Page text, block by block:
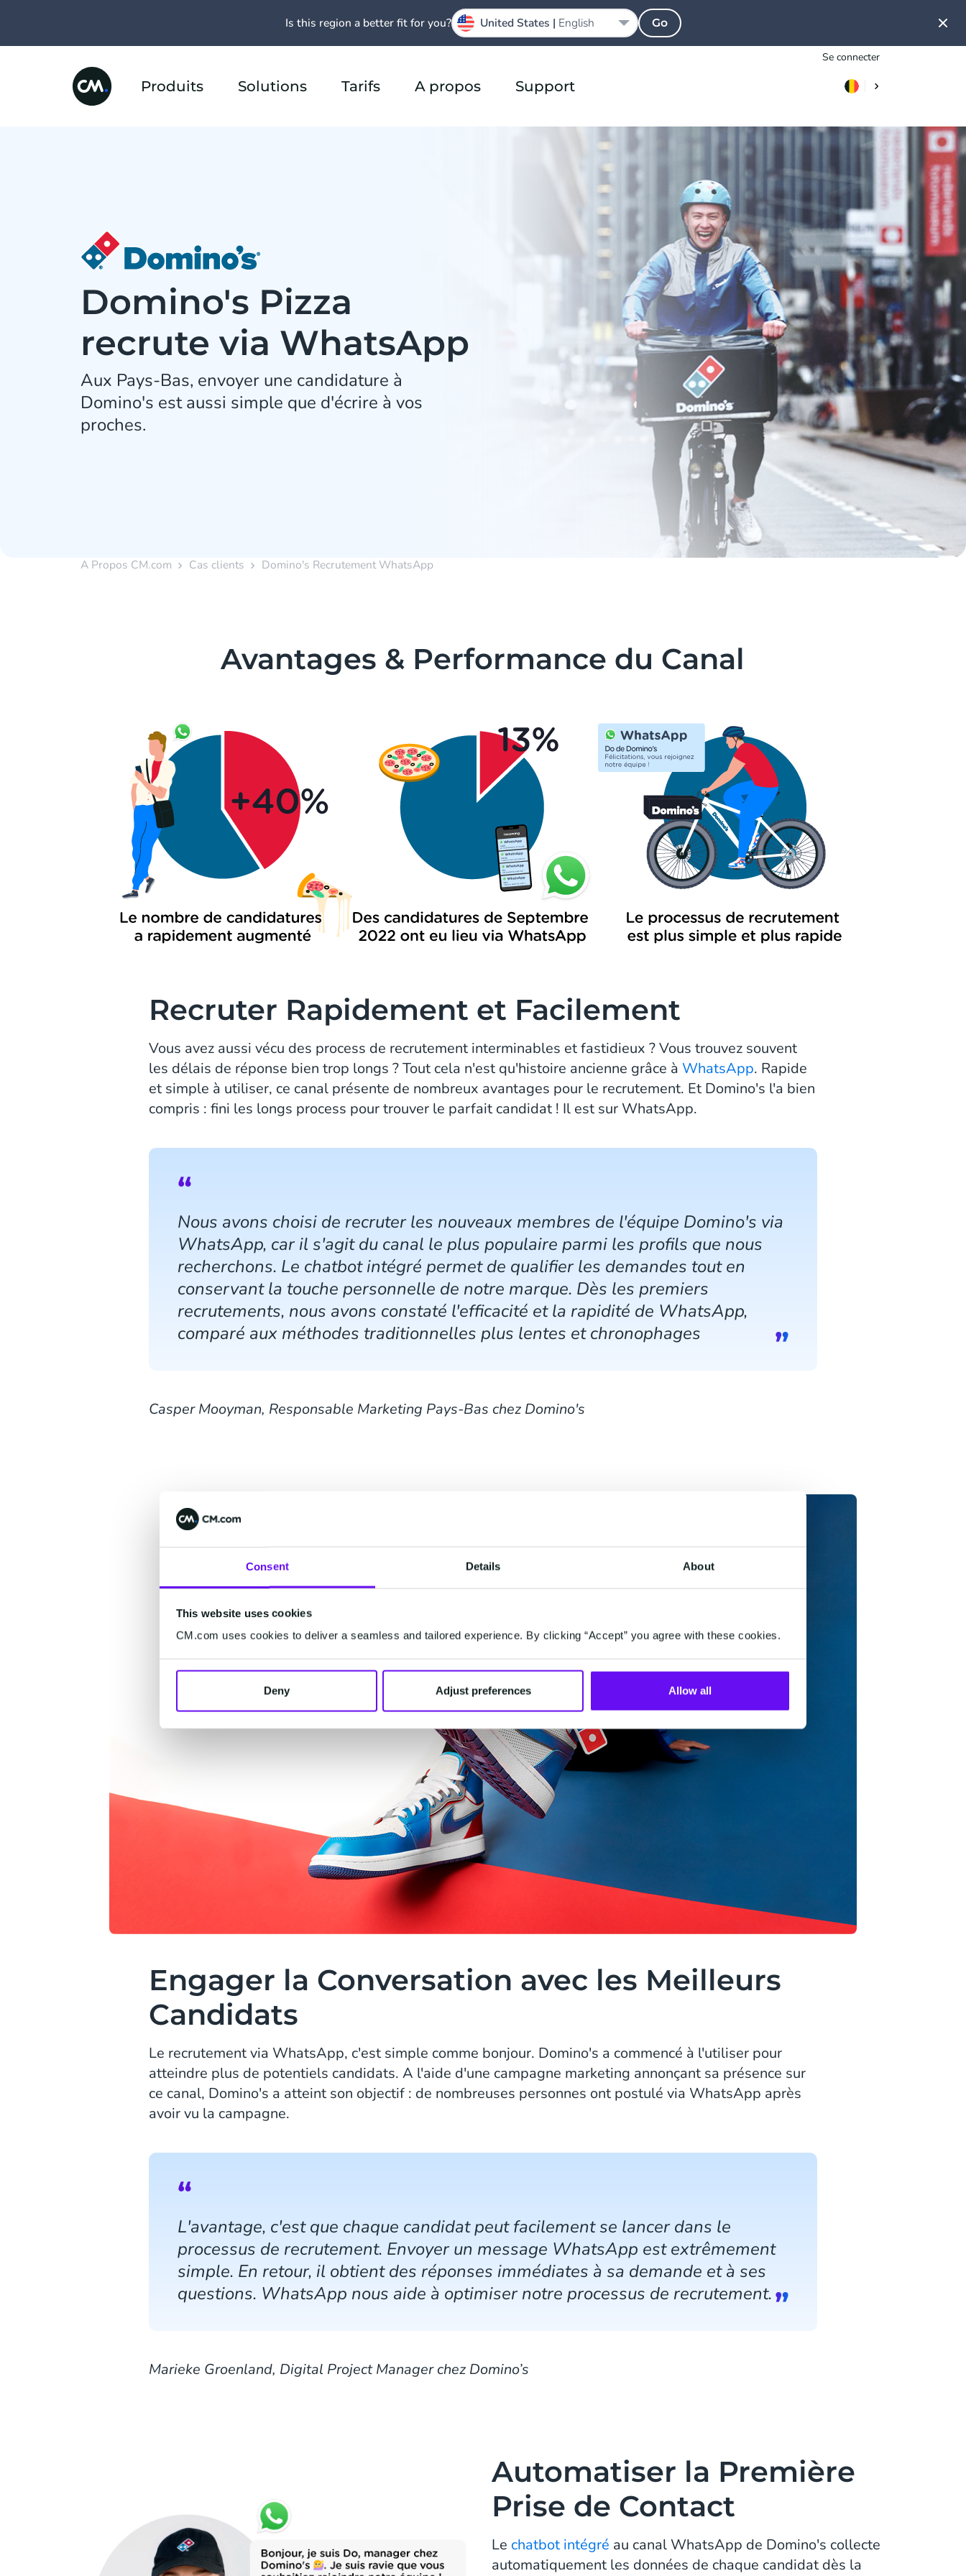
Consent Details About
This website uses cookies
CM.com uses cookies to deliver a seamless and tailored experience. By clicking “Accept” you agree with these cookies.
Deny Adjust preferences Allow all
Se connecter
Produits Solutions Tarifs A propos Support
Domino's Pizza
recrute via WhatsApp
Aux Pays-Bas, envoyer une candidature à
Domino's est aussi simple que d'écrire à vos
proches.
A Propos CM.com Cas clients Domino's Recrutement WhatsApp
Avantages & Performance du Canal
Recruter Rapidement et Facilement
Vous avez aussi vécu des process de recrutement interminables et fastidieux ? Vous trouvez souvent
les délais de réponse bien trop longs ? Tout cela n'est qu'histoire ancienne grâce à WhatsApp. Rapide
et simple à utiliser, ce canal présente de nombreux avantages pour le recrutement. Et Domino's l'a bien
compris : fini les longs process pour trouver le parfait candidat ! Il est sur WhatsApp.
Nous avons choisi de recruter les nouveaux membres de l'équipe Domino's via
WhatsApp, car il s'agit du canal le plus populaire parmi les profils que nous
recherchons. Le chatbot intégré permet de qualifier les demandes tout en
conservant la touche personnelle de notre marque. Dès les premiers
recrutements, nous avons constaté l'efficacité et la rapidité de WhatsApp,
comparé aux méthodes traditionnelles plus lentes et chronophages
Casper Mooyman, Responsable Marketing Pays-Bas chez Domino's
Engager la Conversation avec les Meilleurs
Candidats
Le recrutement via WhatsApp, c'est simple comme bonjour. Domino's a commencé à l'utiliser pour
atteindre plus de potentiels candidats. A l'aide d'une campagne marketing annonçant sa présence sur
ce canal, Domino's a atteint son objectif : de nombreuses personnes ont postulé via WhatsApp après
avoir vu la campagne.
L'avantage, c'est que chaque candidat peut facilement se lancer dans le
processus de recrutement. Envoyer un message WhatsApp est extrêmement
simple. En retour, il obtient des réponses immédiates à sa demande et à ses
questions. WhatsApp nous aide à optimiser notre processus de recrutement.
Marieke Groenland, Digital Project Manager chez Domino’s
Automatiser la Première
Prise de Contact
Le chatbot intégré au canal WhatsApp de Domino's collecte
automatiquement les données de chaque candidat dès la
Is this region a better fit for you? United States | English Go